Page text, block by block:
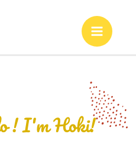
Main
Menu